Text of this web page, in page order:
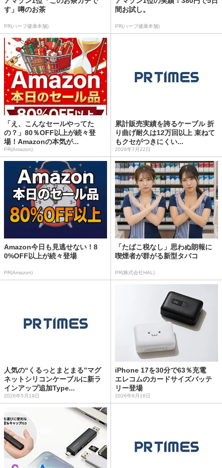
す」噂のお茶
PR(ハーブ健康本舗)
間お試し。
PR(ハーブ健康本舗)
「え、こんなセールやってた
の？」80％OFF以上が続々登
場！Amazonの本気が...
PR(Amazon)
累計販売実績を誇るケーブル 折
り曲げ耐久は12万回以上 束ねて
もクセがつきにくい...
2026年7月22日
Amazon今日も見逃せない！8
0%OFF以上が続々登場
PR(Amazon)
「たばこ税なし」思わぬ朗報に
喫煙者が群がる新型タバコ
PR(株式会社HAL)
人気の“くるっとまとまる”マグ
ネットシリコンケーブルに新ラ
インアップ追加Type...
2026年5月19日
iPhone 17を30分で63％充電
エレコムのカードサイズバッテ
リー登場
2026年6月16日